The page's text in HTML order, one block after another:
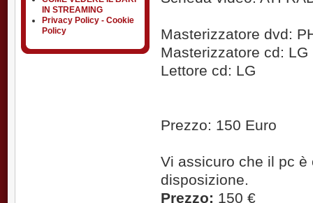
IN STREAMING
Privacy Policy - Cookie
Policy
Masterizzatore dvd:
Masterizzatore cd: LG
Lettore cd: LG
Prezzo: 150 Euro
Vi assicuro che il pc
disposizione.
Prezzo: 150 €